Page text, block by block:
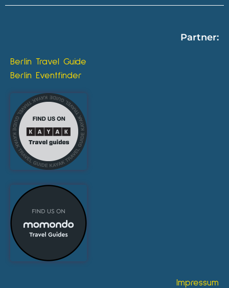
Partner:
Berlin Travel Guide
Berlin Eventfinder
Impressum